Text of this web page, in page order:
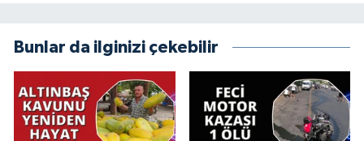
Bunlar da ilginizi çekebilir